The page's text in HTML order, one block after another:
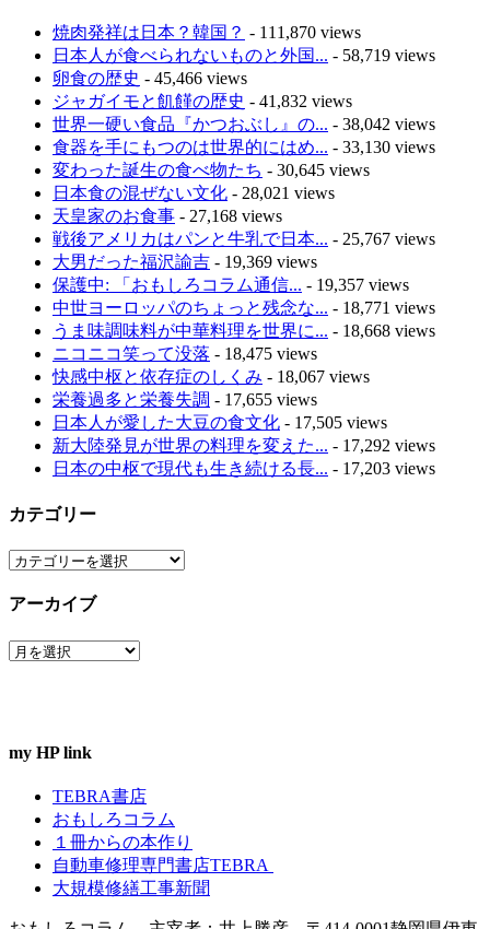
焼肉発祥は日本？韓国？ - 111,870 views
日本人が食べられないものと外国... - 58,719 views
卵食の歴史 - 45,466 views
ジャガイモと飢饉の歴史 - 41,832 views
世界一硬い食品『かつおぶし』の... - 38,042 views
食器を手にもつのは世界的にはめ... - 33,130 views
変わった誕生の食べ物たち - 30,645 views
日本食の混ぜない文化 - 28,021 views
天皇家のお食事 - 27,168 views
戦後アメリカはパンと牛乳で日本... - 25,767 views
大男だった福沢諭吉 - 19,369 views
保護中: 「おもしろコラム通信... - 19,357 views
中世ヨーロッパのちょっと残念な... - 18,771 views
うま味調味料が中華料理を世界に... - 18,668 views
ニコニコ笑って没落 - 18,475 views
快感中枢と依存症のしくみ - 18,067 views
栄養過多と栄養失調 - 17,655 views
日本人が愛した大豆の食文化 - 17,505 views
新大陸発見が世界の料理を変えた... - 17,292 views
日本の中枢で現代も生き続ける長... - 17,203 views
カテゴリー
カ
ゴ
ー
アーカイブ
ア
my HP link
TEBRA書店
おもしろコラム
１冊からの本作り
自動車修理専門書店TEBRA
大規模修繕工事新聞